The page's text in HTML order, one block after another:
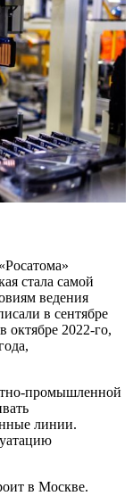
стала самой
ведения
в сентябре
октябре 2022-го,
промышленной
линии.
в Москве.